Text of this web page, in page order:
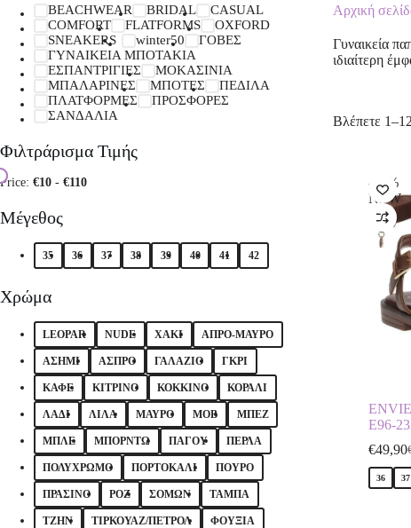
Αρχική
Γυναικεία
ιδιαίτερη
Βλέπετε
-17%
NEW
E96-
€49,90
36 37
BEACHWEAR BRIDAL
CASUAL
COMFORT
FLATFORMS
OXFORD
SNEAKERS
winter50
ΓΟΒΕΣ
ΓΥΝΑΙΚΕΙΑ ΜΠΟΤΑΚΙΑ
ΕΣΠΑΝΤΡΙΓΙΕΣ
ΜΟΚΑΣΙΝΙΑ
ΜΠΑΛΑΡΙΝΕΣ
ΜΠΟΤΕΣ
ΠΕΔΙΛΑ
ΠΛΑΤΦΟΡΜΕΣ
ΠΡΟΣΦΟΡΕΣ
ΣΑΝΔΑΛΙΑ
Φιλτράρισμα Τιμής
Price: €10 - €110
Μέγεθος
35 36 37 38 39 40 41 42
Χρώμα
LEOPAR NUDE XAKI ΑΠΡΟ-ΜΑΥΡΟ
ΑΣΗΜΙ ΑΣΠΡΟ ΓΑΛΑΖΙΟ ΓΚΡΙ
ΚΑΦΕ ΚΙΤΡΙΝΟ ΚΟΚΚΙΝΟ ΚΟΡΑΛΙ
ΛΑΔΙ ΛΙΛΑ ΜΑΥΡΟ ΜΟΒ ΜΠΕΖ
ΜΠΛΕ ΜΠΟΡΝΤΩ ΠΑΓΟΥ ΠΕΡΛΑ
ΠΟΛΥΧΡΩΜΟ ΠΟΡΤΟΚΑΛΙ ΠΟΥΡΟ
ΠΡΑΣΙΝΟ ΡΟΖ ΣΟΜΩΝ ΤΑΜΠΑ
ΤΖΗΝ ΤΙΡΚΟΥΑΖ/ΠΕΤΡΟΛ ΦΟΥΞΙΑ